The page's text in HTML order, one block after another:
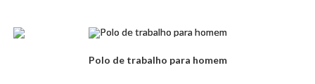
Polo de trabalho para homem